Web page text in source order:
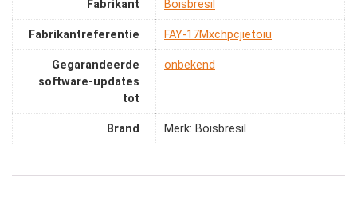
Fabrikant ‎Boisbresil
Fabrikantreferentie ‎FAY-17Mxchpcjietoiu
Gegarandeerde
software-updates
tot
‎onbekend
Brand Merk: Boisbresil